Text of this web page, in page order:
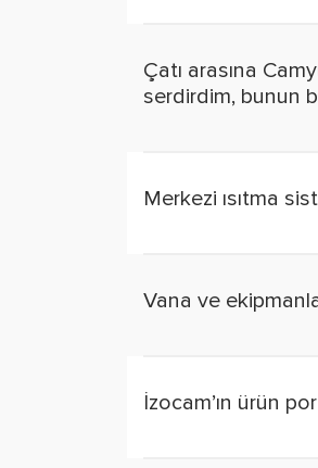
Çatı arasına
serdirdim, bunun
Merkezi ısıtma
Vana ve
İzocam’ın ürün